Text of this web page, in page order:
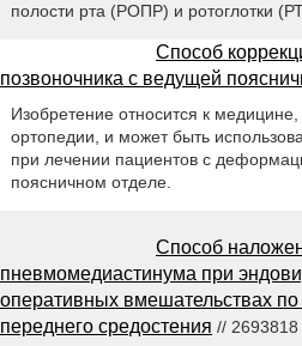
полости рта (РОПР) и ротоглотки
Способ
позвоночника с ведущей
Изобретение относится к
ортопедии, и может быть
при лечении пациентов с
поясничном отделе.
Способ
пневмомедиастинума при
оперативных вмешательствах
переднего средостения // 2693818